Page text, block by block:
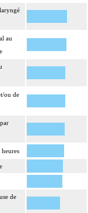
au
ou de
de